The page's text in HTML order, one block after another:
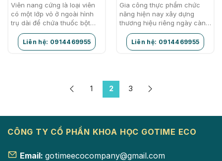
Viên nang cứng là loại viên
có một lớp vỏ ở ngoài hình
trụ dài để chứa thuốc bột
hay cốm ở bên trong. Lớp vỏ
này có…
Liên hệ: 0914469955
Gia công thực phẩm chức
năng hiện nay xây dựng
thương hiệu riêng ngày càng
được nhiều người quan tâm
lự chọn vì nó bảo vệ và
cung…
Liên hệ: 0914469955
1 2 3
CÔNG TY CỔ PHẦN KHOA HỌC GOTIME ECO
Email: gotimeecocompany@gmail.com